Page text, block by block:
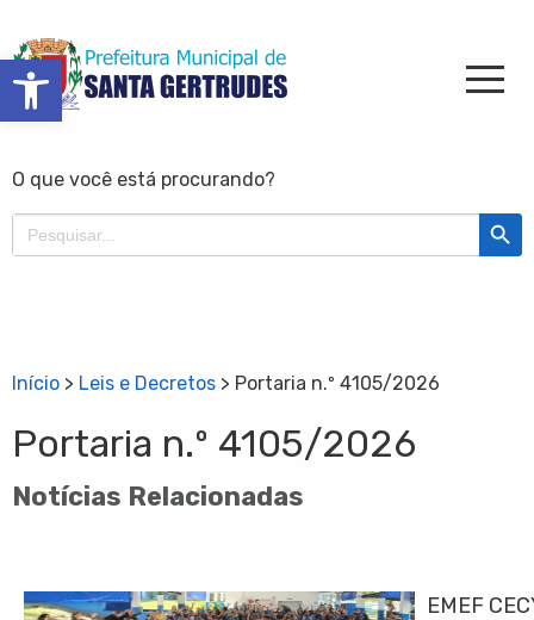
Barra de Ferramentas Aberta
O que você está procurando?
Search
for:
Search
Início > Leis e Decretos > Portaria n.º 4105/2026
Portaria n.º 4105/2026
Notícias Relacionadas
EMEF